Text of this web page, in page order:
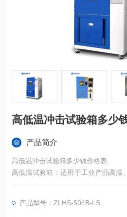
高低温冲击试验箱多少
产品简介
高低温冲击试验箱多少钱价格表
高低温试验箱：适用于工业产品高温
子电工、汽车摩托、航空航天、船舶
况下，检验其各项性能指标。
产品型号：ZLHS-504B-LS